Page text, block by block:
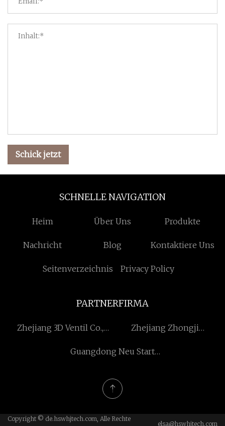
Schick jetzt
SCHNELLE NAVIGATION
Heim Über Uns Produkte
Nachricht Blog Kontaktiere Uns
Seitenverzeichnis Privacy Policy
PARTNERFIRMA
Zhejiang 3D Ventil Co.,
Zhejiang Zhongji
Guangdong Neu Start
Copyright © de.hswhjtech.com, Alle Rechte
elsa@hswhjtech.com